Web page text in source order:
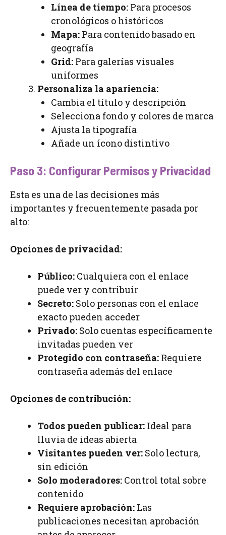
Línea de tiempo: Para procesos
cronológicos o históricos
Mapa: Para contenido basado en
geografía
Grid: Para galerías visuales
uniformes
Personaliza la apariencia:
Cambia el título y descripción
Selecciona fondo y colores de marca
Ajusta la tipografía
Añade un ícono distintivo
Paso 3: Configurar Permisos y Privacidad
Esta es una de las decisiones más
importantes y frecuentemente pasada por
alto:
Opciones de privacidad:
Público: Cualquiera con el enlace
puede ver y contribuir
Secreto: Solo personas con el enlace
exacto pueden acceder
Privado: Solo cuentas específicamente
invitadas pueden ver
Protegido con contraseña: Requiere
contraseña además del enlace
Opciones de contribución:
Todos pueden publicar: Ideal para
lluvia de ideas abierta
Visitantes pueden ver: Solo lectura,
sin edición
Solo moderadores: Control total sobre
contenido
Requiere aprobación: Las
publicaciones necesitan aprobación